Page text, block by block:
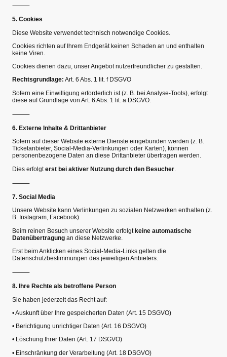
⸻
5. Cookies
Diese Website verwendet technisch notwendige Cookies.
Cookies richten auf Ihrem Endgerät keinen Schaden an und enthalten
keine Viren.
Cookies dienen dazu, unser Angebot nutzerfreundlicher zu gestalten.
Rechtsgrundlage: Art. 6 Abs. 1 lit. f DSGVO
Sofern eine Einwilligung erforderlich ist (z. B. bei Analyse-Tools), erfolgt
diese auf Grundlage von Art. 6 Abs. 1 lit. a DSGVO.
⸻
6. Externe Inhalte & Drittanbieter
Sofern auf dieser Website externe Dienste eingebunden werden (z. B.
Ticketanbieter, Social-Media-Verlinkungen oder Karten), können
personenbezogene Daten an diese Drittanbieter übertragen werden.
Dies erfolgterst bei aktiver Nutzung durch den Besucher
⸻
7. Social Media
Unsere Website kann Verlinkungen zu sozialen Netzwerken enthalten (z.
B. Instagram, Facebook).
Beim reinen Besuch unserer Website erfolgtkeine automatische
Datenübertragung an diese Netzwerke.
Erst beim Anklicken eines Social-Media-Links gelten die
Datenschutzbestimmungen des jeweiligen Anbieters.
⸻
8. Ihre Rechte als betroffene Person
Sie haben jederzeit das Recht auf:
•Auskunft über Ihre gespeicherten Daten (Art. 15 DSGVO)
• Berichtigung unrichtiger Daten (Art. 16 DSGVO)
• Löschung Ihrer Daten (Art. 17 DSGVO)
• Einschränkung der Verarbeitung (Art. 18 DSGVO)